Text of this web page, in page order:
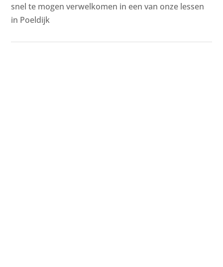
snel te mogen verwelkomen in een van onze lessen
in Poeldijk